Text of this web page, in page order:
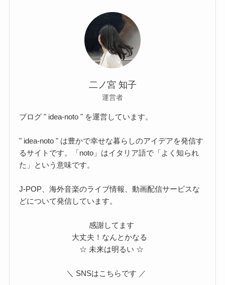
二ノ宮 知子
運営者
ブログ " idea-noto " を運営しています。
" idea-noto " は豊かで幸せな暮らしのアイデアを発信す
るサイトです。「noto」はイタリア語で「よく知られ
た」という意味です。
J-POP、海外音楽のライブ情報、動画配信サービスな
どについて発信しています。
感謝してます
大丈夫！なんとかなる
☆ 未来は明るい ☆
＼ SNSはこちらです ／